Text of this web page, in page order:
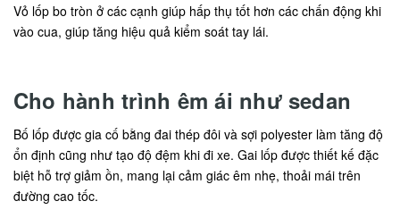
Vỏ lốp bo tròn ở các cạnh giúp hấp thụ tốt hơn các chấn động khi
vào cua, giúp tăng hiệu quả kiểm soát tay lái.
Cho hành trình êm ái như sedan
Bố lốp được gia cố bằng đai thép đôi và sợi polyester làm tăng độ
ổn định cũng như tạo độ đệm khi đi xe. Gai lốp được thiết kế đặc
biệt hỗ trợ giảm ồn, mang lại cảm giác êm nhẹ, thoải mái trên
đường cao tốc.